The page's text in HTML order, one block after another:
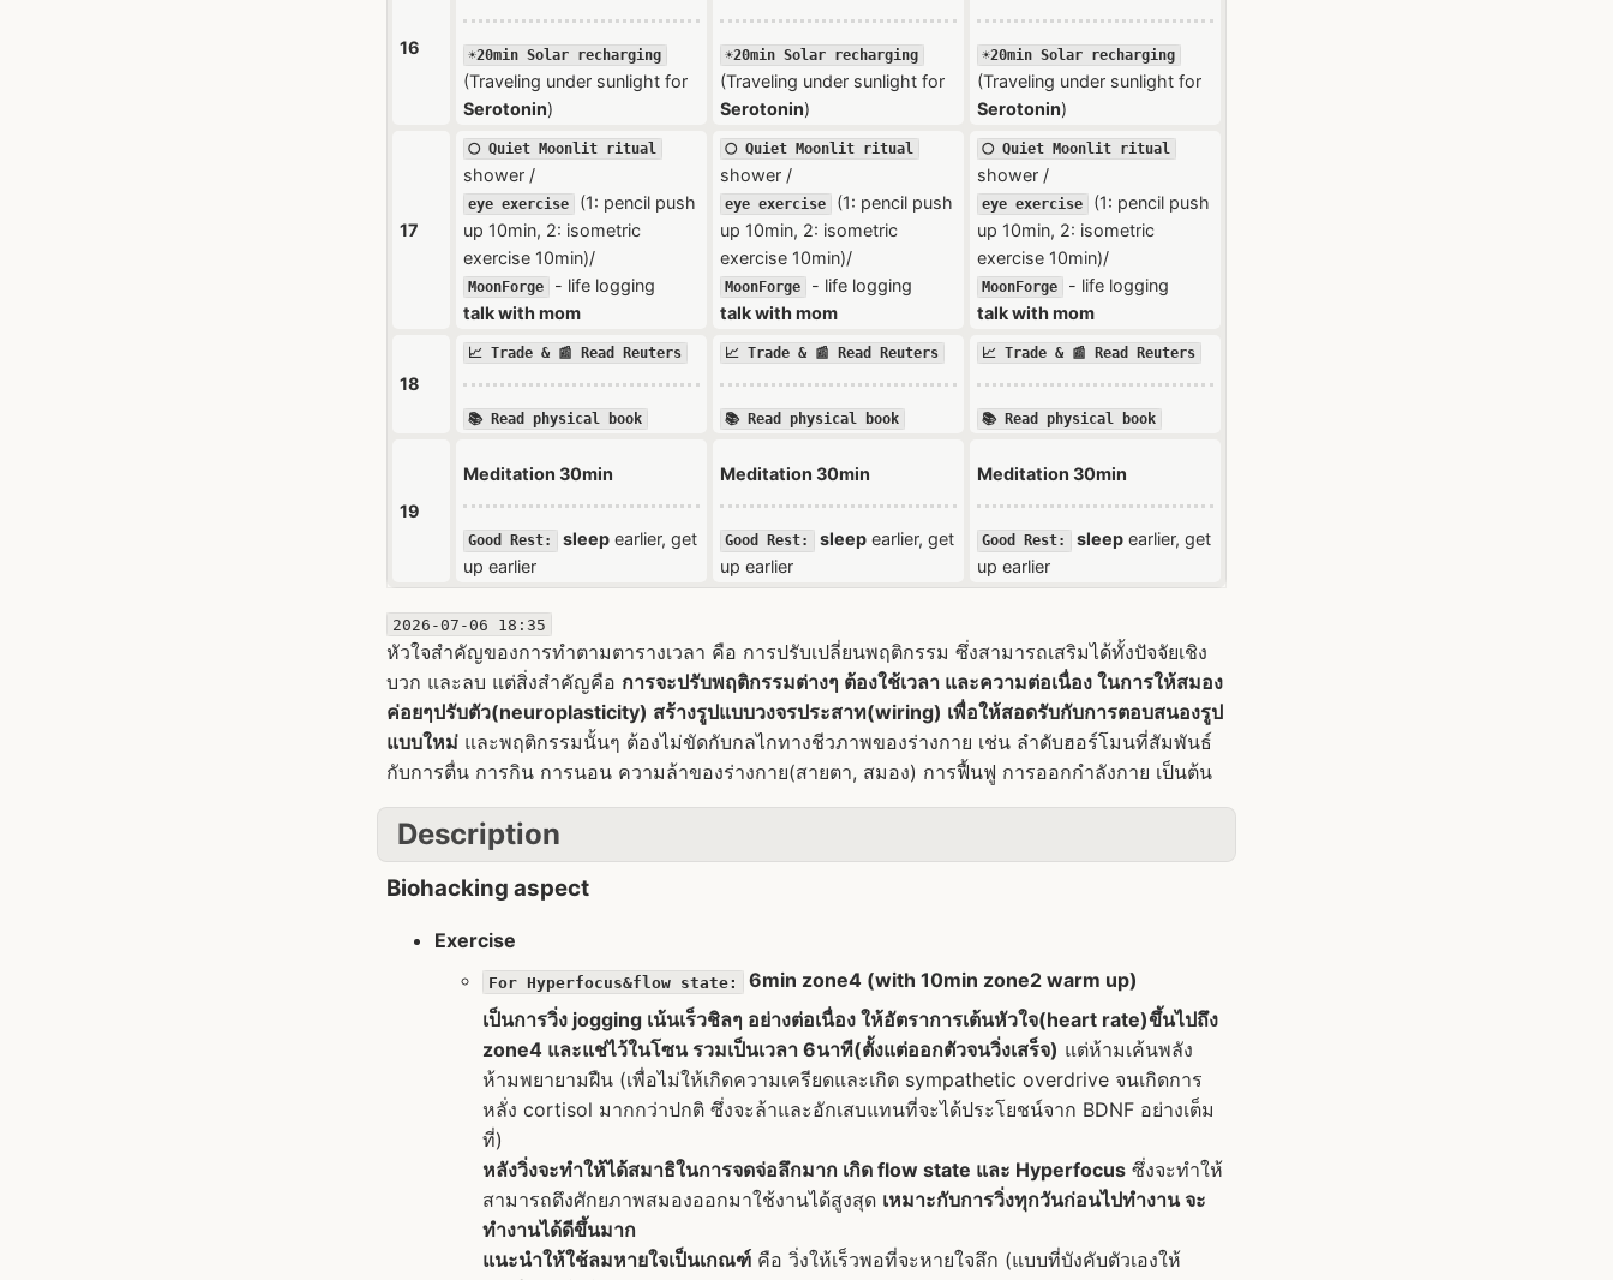
16 ☀️20min Solar recharging
(Traveling under sunlight for
Serotonin)
☀️20min Solar recharging
(Traveling under sunlight for
Serotonin)
☀️20min Solar recharging
(Traveling under sunlight for
Serotonin)
17
🌕 Quiet Moonlit ritual
shower /
eye exercise
(1: pencil push
up 10min, 2: isometric
exercise 10min)/
MoonForge
- life logging
talk with mom
🌕 Quiet Moonlit ritual
shower /
eye exercise
(1: pencil push
up 10min, 2: isometric
exercise 10min)/
MoonForge
- life logging
talk with mom
🌕 Quiet Moonlit ritual
shower /
eye exercise
(1: pencil push
up 10min, 2: isometric
exercise 10min)/
MoonForge
- life logging
talk with mom
18
📈 Trade & 📰 Read Reuters
📚 Read physical book
📈 Trade & 📰 Read Reuters
📚 Read physical book
📈 Trade & 📰 Read Reuters
📚 Read physical book
19
Meditation 30min
Good Rest: sleep earlier, get
up earlier
Meditation 30min
Good Rest: sleep earlier, get
up earlier
Meditation 30min
Good Rest: sleep earlier, get
up earlier
2026-07-06 18:35
หัวใจสำคัญของการทำตามตารางเวลา คือ การปรับเปลี่ยนพฤติกรรม ซึ่งสามารถเสริมได้ทั้งปัจจัยเชิง
บวก และลบ แต่สิ่งสำคัญคือ การจะปรับพฤติกรรมต่างๆ ต้องใช้เวลา และความต่อเนื่อง ในการให้สมอง
ค่อยๆปรับตัว(neuroplasticity) สร้างรูปแบบวงจรประสาท(wiring) เพื่อให้สอดรับกับการตอบสนองรูป
แบบใหม่ และพฤติกรรมนั้นๆ ต้องไม่ขัดกับกลไกทางชีวภาพของร่างกาย เช่น ลำดับฮอร์โมนที่สัมพันธ์
กับการตื่น การกิน การนอน ความล้าของร่างกาย(สายตา, สมอง) การฟื้นฟู การออกกำลังกาย เป็นต้น
Description
Biohacking aspect
Exercise
For Hyperfocus&flow state:
6min zone4 (with 10min zone2 warm up)
เป็นการวิ่ง jogging เน้นเร็วชิลๆ อย่างต่อเนื่อง ให้อัตราการเต้นหัวใจ(heart rate)ขึ้นไปถึง
zone4 และแช่ไว้ในโซน รวมเป็นเวลา 6นาที(ตั้งแต่ออกตัวจนวิ่งเสร็จ) แต่ห้ามเค้นพลัง
ห้ามพยายามฝืน (เพื่อไม่ให้เกิดความเครียดและเกิด sympathetic overdrive จนเกิดการ
หลั่ง cortisol มากกว่าปกติ ซึ่งจะล้าและอักเสบแทนที่จะได้ประโยชน์จาก BDNF อย่างเต็ม
ที่)
หลังวิ่งจะทำให้ได้สมาธิในการจดจ่อลึกมาก เกิด flow state และ Hyperfocus ซึ่งจะทำให้
สามารถดึงศักยภาพสมองออกมาใช้งานได้สูงสุด เหมาะกับการวิ่งทุกวันก่อนไปทำงาน จะ
ทำงานได้ดีขึ้นมาก
แนะนำให้ใช้ลมหายใจเป็นเกณฑ์ คือ วิ่งให้เร็วพอที่จะหายใจลึก (แบบที่บังคับตัวเองให้